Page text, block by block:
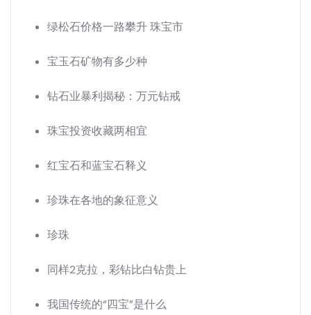
绿松石价格一路攀升 珠宝市
宝玉石矿物有多少种
钻石业暴利揭秘：万元钻戒
珠宝投资收藏两相宜
红宝石和蓝宝石释义
珍珠在各地的象征意义
珍珠
同样2克拉，彩钻比白钻贵上
我国传统的“四宝”是什么